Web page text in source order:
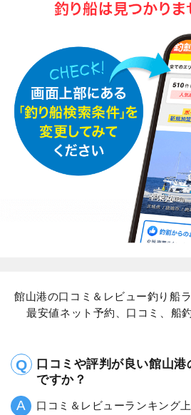
館山港の口コミ＆レビュー釣り船
最安値ネット予約、口コミ、船
口コミや評判が良い館山
ですか？
口コミ＆レビューランキング